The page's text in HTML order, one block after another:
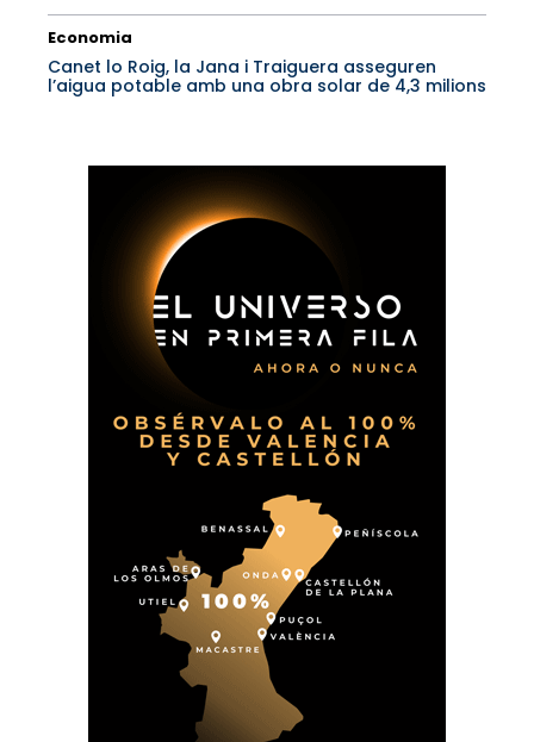
Economia
Canet lo Roig, la Jana i Traiguera asseguren
l’aigua potable amb una obra solar de 4,3 milions